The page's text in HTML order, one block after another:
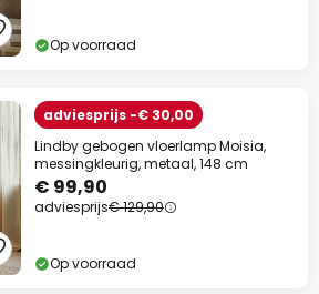
Op voorraad
adviesprijs -€ 30,00
Lindby gebogen vloerlamp Moisia,
messingkleurig, metaal, 148 cm
€ 99,90
adviesprijs€ 129,90
Op voorraad